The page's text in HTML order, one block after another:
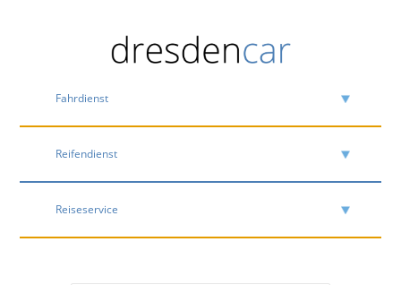
Fahrdienst
Reifendienst
Reiseservice